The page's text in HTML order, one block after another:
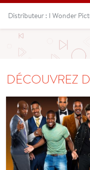
Distributeur : I Wonder
DÉCOUVREZ